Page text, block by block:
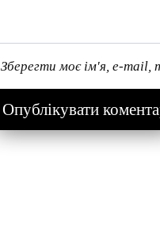
Зберегти моє ім'я, e-mail,